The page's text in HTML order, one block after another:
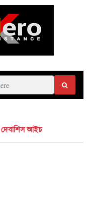
দেবাশিস আইচ